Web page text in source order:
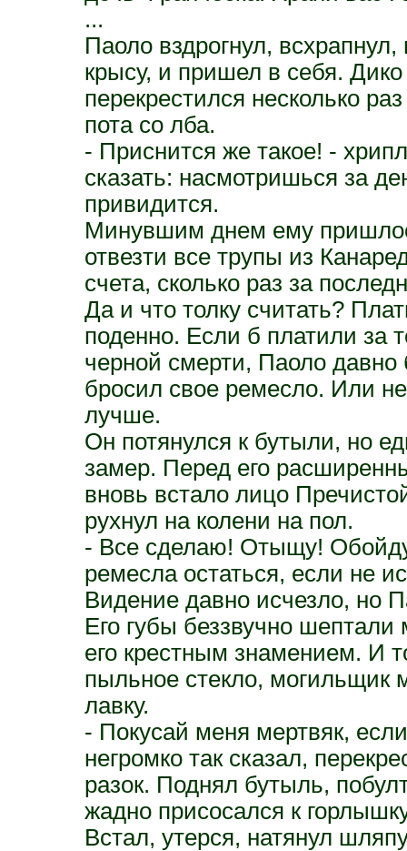
...
Паоло вздрогнул,
крысу, и пришел в себя.
перекрестился несколько
пота со лба.
- Приснится же такое! -
сказать: насмотришься за
привидится.
Минувшим днем ему
отвезти все трупы из
счета, сколько раз за
Да и что толку считать?
поденно. Если б платили за
черной смерти, Паоло
бросил свое ремесло. Или
лучше.
Он потянулся к бутыли, но
замер. Перед его
вновь встало лицо
рухнул на колени на пол.
- Все сделаю! Отыщу!
ремесла остаться, если не
Видение давно исчезло, но
Его губы беззвучно
его крестным знамением. И
пыльное стекло, могильщик
лавку.
- Покусай меня мертвяк,
негромко так сказал,
разок. Поднял бутыль,
жадно присосался к
Встал, утерся, натянул